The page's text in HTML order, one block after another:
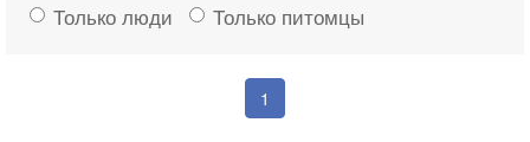
Только люди Только питомцы
1